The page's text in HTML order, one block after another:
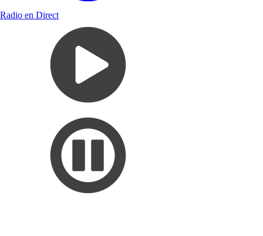
Radio en Direct